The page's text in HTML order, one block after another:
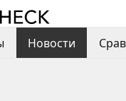
Новости